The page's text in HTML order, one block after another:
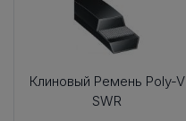
Клиновый Ремень Poly-V
SWR